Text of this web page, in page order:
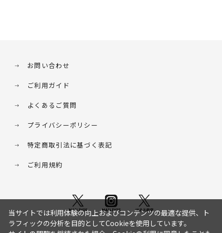
お問い合わせ
ご利用ガイド
よくあるご質問
プライバシーポリシー
特定商取引法に基づく表記
ご利用規約
当サイトでは利用体験の向上およびコンテンツの最適な提供、ト
ラフィックの分析を目的としてCookieを使用しています。